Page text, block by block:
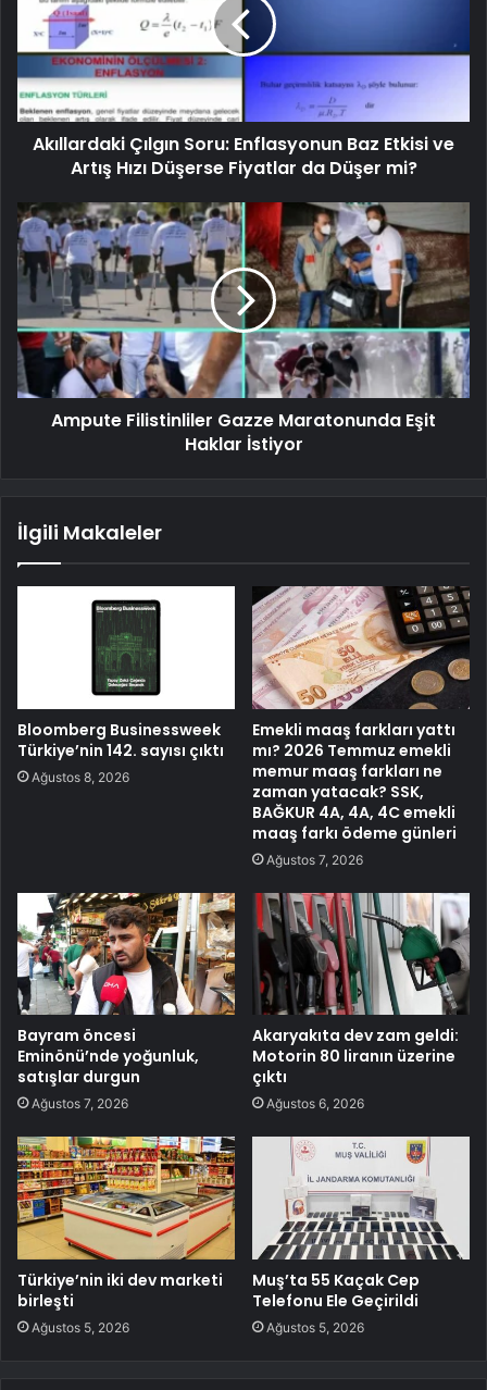
Akıllardaki Çılgın Soru: Enflasyonun Baz Etkisi ve
Artış Hızı Düşerse Fiyatlar da Düşer mi?
Ampute Filistinliler Gazze Maratonunda Eşit
Haklar İstiyor
İlgili Makaleler
Bloomberg Businessweek
Türkiye’nin 142. sayısı çıktı
Ağustos 8, 2026
Emekli maaş farkları yattı
mı? 2026 Temmuz emekli
memur maaş farkları ne
zaman yatacak? SSK,
BAĞKUR 4A, 4A, 4C emekli
maaş farkı ödeme günleri
Ağustos 7, 2026
Bayram öncesi
Eminönü’nde yoğunluk,
satışlar durgun
Ağustos 7, 2026
Akaryakıta dev zam geldi:
Motorin 80 liranın üzerine
çıktı
Ağustos 6, 2026
Türkiye’nin iki dev marketi
birleşti
Ağustos 5, 2026
Muş’ta 55 Kaçak Cep
Telefonu Ele Geçirildi
Ağustos 5, 2026